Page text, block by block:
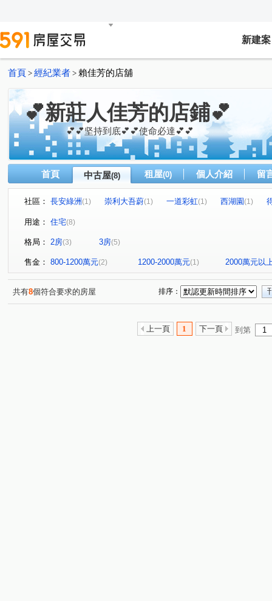
新建案
首頁 > 經紀業者 > 賴佳芳的店舖
💕新莊人佳芳的店鋪💕
💕💕坚持到底💕💕使命必達💕💕
首頁 中古屋(8) 租屋(0) 個人介紹 留
社區： 長安綠洲(1) 崇利大吾蔚(1) 一道彩虹(1) 西湖園(1)
禾蓮心家園
用途： 住宅(8)
格局： 2房(3) 3房(5)
售金： 800-1200萬元(2) 1200-2000萬元(1) 2000萬元以
共有8個符合要求的房屋 排序：
上一頁 1 下一頁 到第